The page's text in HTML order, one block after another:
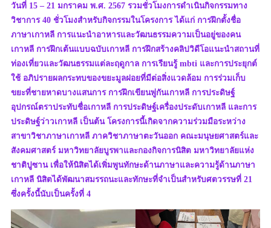
วันที่ 15 – 21 มกราคม พ.ศ. 2567 รวมชั่วโมงการดำเนินกิจกรรมทาง
วิชาการ 40 ชั่วโมงสำหรับกิจกรรมในโครงการ ได้แก่ การฝึกตั้งชื่อ
ภาษาเกาหลี การแนะนำอาหารและวัฒนธรรมความเป็นอยู่ของคน
เกาหลี การฝึกเต้นแบบฉบับเกาหลี การฝึกสร้างคลิปวิดีโอแนะนำสถานที่
ท่องเที่ยวและวัฒนธรรมแต่ละฤดูกาล การเรียนรู้ mbti และการประยุกต์
ใช้ อภิปรายผลกระทบของขยะมูลฝอยที่มีต่อสิ่งแวดล้อม การร่วมเก็บ
ขยะที่ชายหาดบางแสนการ การฝึกเขียนพู่กันเกาหลี การประดิษฐ์
อุปกรณ์ตราประทับชื่อเกาหลี การประดิษฐ์เครื่องประดับเกาหลี และการ
ประดิษฐ์ว่าวเกาหลี เป็นต้น โครงการนี้เกิดจากความร่วมมือระหว่าง
สาขาวิชาภาษาเกาหลี ภาควิชาภาษาตะวันออก คณะมนุษยศาสตร์และ
สังคมศาสตร์ มหาวิทยาลัยบูรพาและกองกิจการนิสิต มหาวิทยาลัยแห่ง
ชาติปูซาน เพื่อให้นิสิตได้เพิ่มพูนทักษะด้านภาษาและความรู้ด้านภาษา
เกาหลี นิสิตได้พัฒนาสมรรถนะและทักษะที่จำเป็นสำหรับศตวรรษที่ 21
ซึ่งครั้งนี้นับเป็นครั้งที่ 4